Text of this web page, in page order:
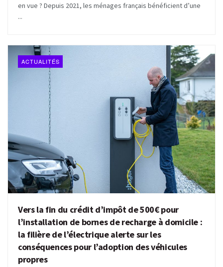
en vue ? Depuis 2021, les ménages français bénéficient d’une
...
ACTUALITÉS
Vers la fin du crédit d’impôt de 500€ pour
l’installation de bornes de recharge à domicile :
la filière de l’électrique alerte sur les
conséquences pour l’adoption des véhicules
propres